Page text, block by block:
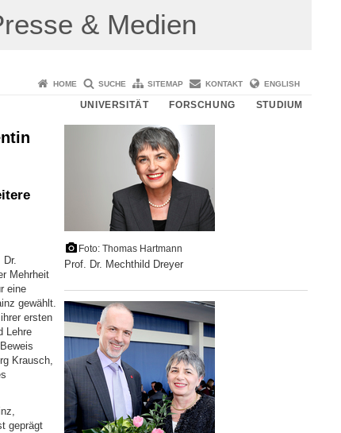
& Medien
HOME SUCHE SITEMAP KONTAKT ENGLISH
UNIVERSITÄT FORSCHUNG STUDIUM
Dr.
Mehrheit
eine
gewählt.
ersten
Lehre
Krausch,
geprägt
Foto: Thomas Hartmann
Prof. Dr. Mechthild Dreyer